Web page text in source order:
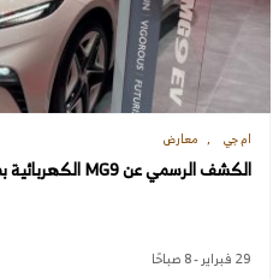
ام جي معارض
الكشف الرسمي عن MG9 الكهربائية بمعرض جنيف للسيارات 2024
29 فبراير - 8 صباحًا